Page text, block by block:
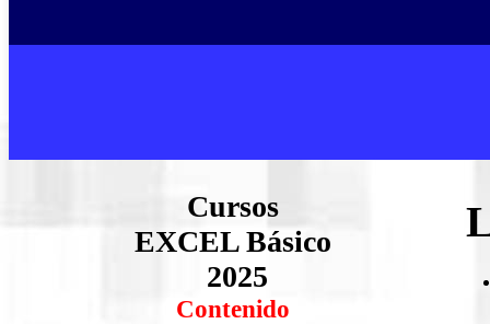
Cursos
EXCEL Básico
2025
Contenido